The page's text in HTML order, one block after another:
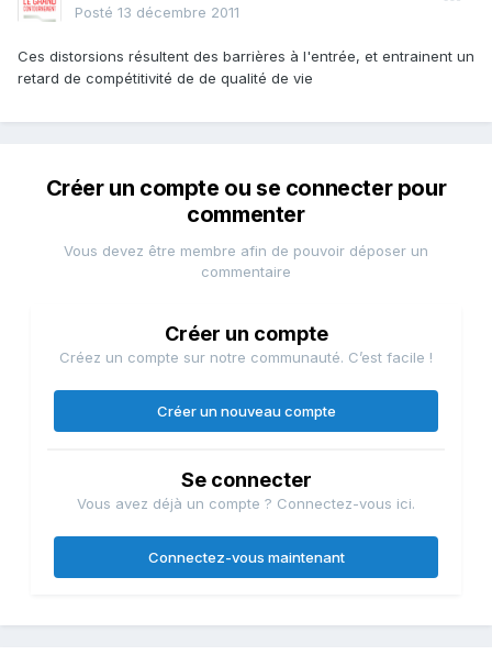
Posté 13 décembre 2011
Ces distorsions résultent des barrières à l'entrée, et entrainent un
retard de compétitivité de de qualité de vie
Créer un compte ou se connecter pour
commenter
Vous devez être membre afin de pouvoir déposer un
commentaire
Créer un compte
Créez un compte sur notre communauté. C’est facile !
Créer un nouveau compte
Se connecter
Vous avez déjà un compte ? Connectez-vous ici.
Connectez-vous maintenant